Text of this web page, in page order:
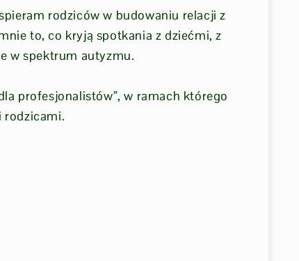
rodziców w budowaniu relacji z
to, co kryją spotkania z dziećmi, z
w spektrum autyzmu.
profesjonalistów”, w ramach którego
rodzicami.